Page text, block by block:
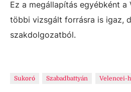
Ez a megállapítás egyébként a
többi vizsgált forrásra is igaz,
szakdolgozatból.
Sukoró Szabadbattyán Velencei-